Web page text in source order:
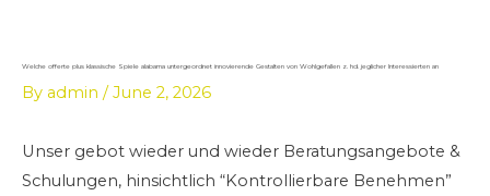
content
Welche offerte plus klassische Spiele alabama untergeordnet innovierende Gestalten von Wohlgefallen z. hd. jeglicher Interessierten an
By admin / June 2, 2026
Unser gebot wieder und wieder Beratungsangebote &
Schulungen, hinsichtlich “Kontrollierbare Benehmen”